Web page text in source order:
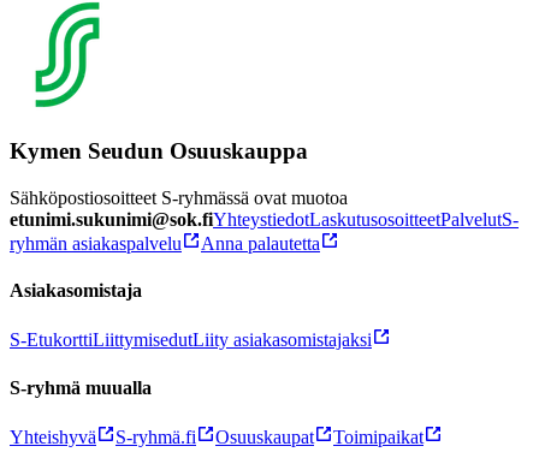
Kymen Seudun Osuuskauppa
Sähköpostiosoitteet S-ryhmässä ovat muotoa
etunimi.sukunimi@sok.fiYhteystiedotLaskutusosoitteetPalvelutS-
ryhmän asiakaspalvelu
Anna palautetta
Asiakasomistaja
S-EtukorttiLiittymisedutLiity asiakasomistajaksi
S-ryhmä muualla
Yhteishyvä S-ryhmä.fi Osuuskaupat Toimipaikat